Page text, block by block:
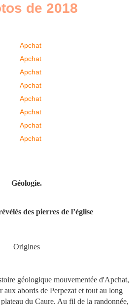
de 2018
Géologie.
des pierres de l’église
Origines
géologique mouvementée d'Apchat,
aux abords de Perpezat et tout au long
du Caure. Au fil de la randonnée,